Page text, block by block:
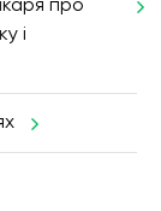
про
і